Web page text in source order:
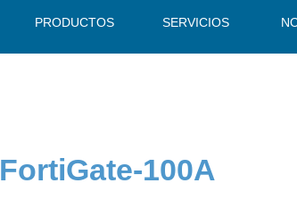
PRODUCTOS SERVICIOS
FortiGate-100A